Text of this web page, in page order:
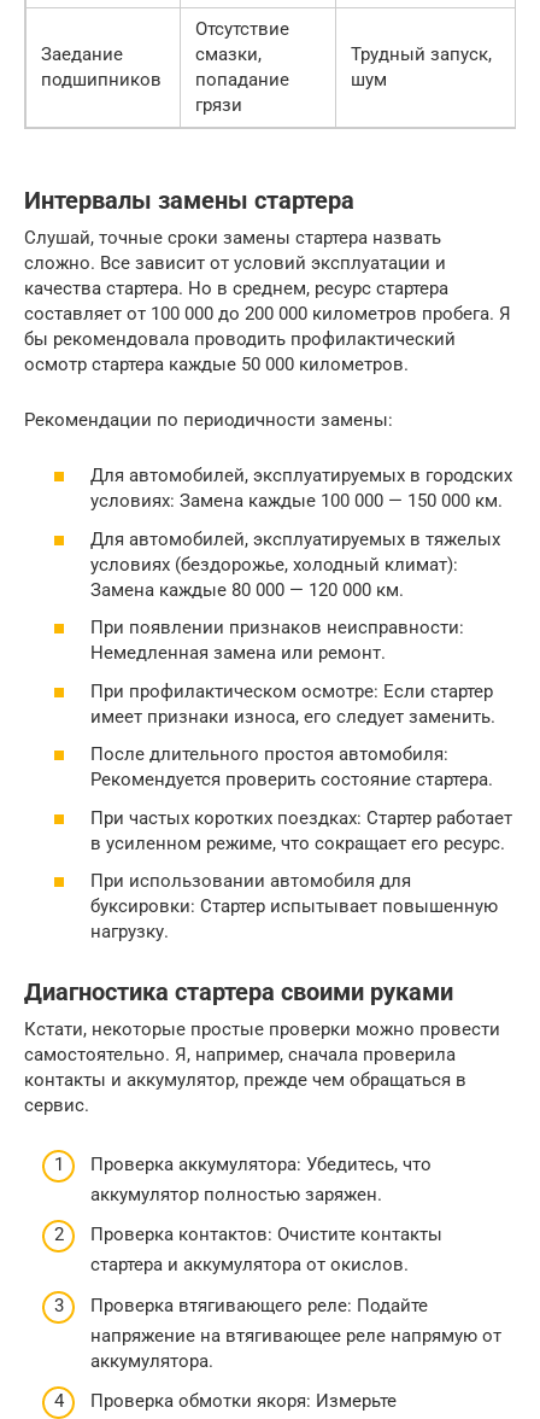
Заедание
подшипников
Отсутствие
смазки,
попадание
грязи
Трудный запуск,
шум
Интервалы замены стартера
Слушай, точные сроки замены стартера назвать
сложно. Все зависит от условий эксплуатации и
качества стартера. Но в среднем, ресурс стартера
составляет от 100 000 до 200 000 километров пробега. Я
бы рекомендовала проводить профилактический
осмотр стартера каждые 50 000 километров.
Рекомендации по периодичности замены:
Для автомобилей, эксплуатируемых в городских
условиях: Замена каждые 100 000 — 150 000 км.
Для автомобилей, эксплуатируемых в тяжелых
условиях (бездорожье, холодный климат):
Замена каждые 80 000 — 120 000 км.
При появлении признаков неисправности:
Немедленная замена или ремонт.
При профилактическом осмотре: Если стартер
имеет признаки износа, его следует заменить.
После длительного простоя автомобиля:
Рекомендуется проверить состояние стартера.
При частых коротких поездках: Стартер работает
в усиленном режиме, что сокращает его ресурс.
При использовании автомобиля для
буксировки: Стартер испытывает повышенную
нагрузку.
Диагностика стартера своими руками
Кстати, некоторые простые проверки можно провести
самостоятельно. Я, например, сначала проверила
контакты и аккумулятор, прежде чем обращаться в
сервис.
Проверка аккумулятора: Убедитесь, что
аккумулятор полностью заряжен.
Проверка контактов: Очистите контакты
стартера и аккумулятора от окислов.
Проверка втягивающего реле: Подайте
напряжение на втягивающее реле напрямую от
аккумулятора.
Проверка обмотки якоря: Измерьте